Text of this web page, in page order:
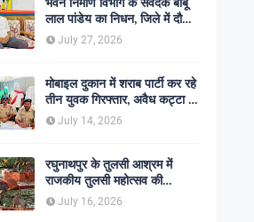
लाल पांडेय का निधन, जिले में दौड़ी
शोक की लहर
July 27, 2026
मोबाइल दुकान में शराब पार्टी कर रहे
तीन युवक गिरफ्तार, अवैध कट्टा व
कारतूस बरामद
July 14, 2026
रघुनाथपुर के तुलसी आश्रम में
राजकीय तुलसी महोत्सव की
अनुशंसा, बीडीओ ने भेजी
सकारात्मक रिपोर्ट
July 16, 2026